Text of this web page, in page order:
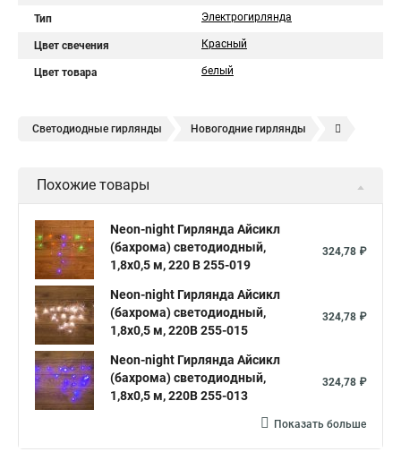
Тип Электрогирлянда
Цвет свечения Красный
Цвет товара белый
Светодиодные гирлянды Новогодние гирлянды
Электрическая гирлянда
Похожие товары
Neon-night Гирлянда Айсикл
(бахрома) светодиодный,
1,8х0,5 м, 220 В 255-019
324,78 ₽
Neon-night Гирлянда Айсикл
(бахрома) светодиодный,
1,8х0,5 м, 220В 255-015
324,78 ₽
Neon-night Гирлянда Айсикл
(бахрома) светодиодный,
1,8х0,5 м, 220В 255-013
324,78 ₽
Показать больше